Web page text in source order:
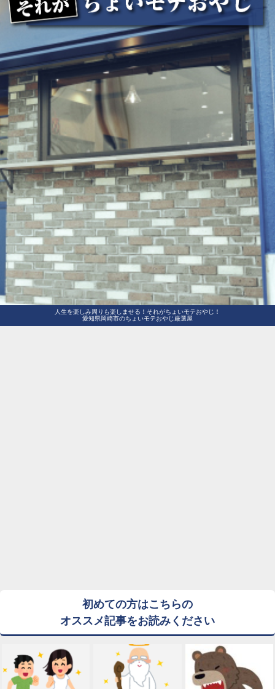
人生を楽しみ周りも楽しませる！それがちょいモテおやじ！
愛知県岡崎市のちょいモテおやじ厳選屋
初めての方はこちらの
オススメ記事をお読みください